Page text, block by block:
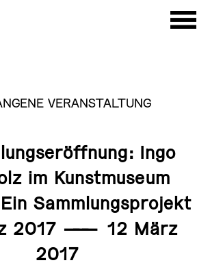
VERANSTALTUNG
Ingo
im Kunstmuseum
Sammlungsprojekt
2017 ———
12 März
2017